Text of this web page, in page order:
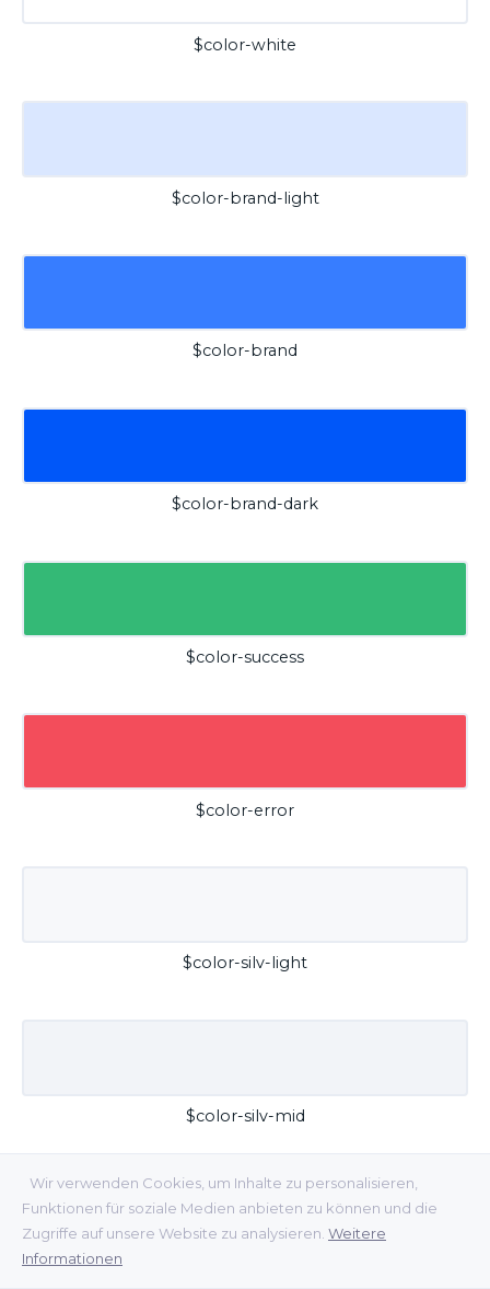
Wir verwenden Cookies, um Inhalte zu personalisieren,
Funktionen für soziale Medien anbieten zu können und die
Zugriffe auf unsere Website zu analysieren. Weitere
Informationen
$color-white
$color-brand-light
$color-brand
$color-brand-dark
$color-success
$color-error
$color-silv-light
$color-silv-mid